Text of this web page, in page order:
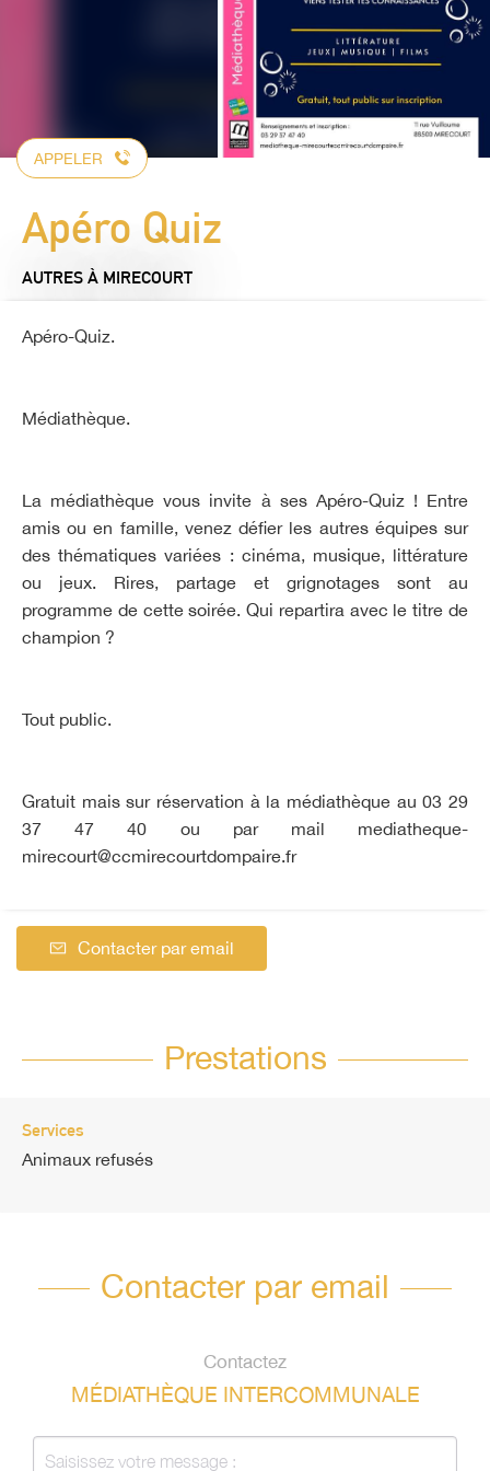
APPELER
Apéro Quiz
AUTRES À MIRECOURT
Apéro-Quiz.
Médiathèque.
La médiathèque vous invite à ses Apéro-Quiz ! Entre
amis ou en famille, venez défier les autres équipes sur
des thématiques variées : cinéma, musique, littérature
ou jeux. Rires, partage et grignotages sont au
programme de cette soirée. Qui repartira avec le titre de
champion ?
Tout public.
Gratuit mais sur réservation à la médiathèque au 03 29
37 47 40 ou par mail mediatheque-
mirecourt@ccmirecourtdompaire.fr
Contacter par email
Prestations
Services
Animaux refusés
Contacter par email
Contactez
MÉDIATHÈQUE INTERCOMMUNALE